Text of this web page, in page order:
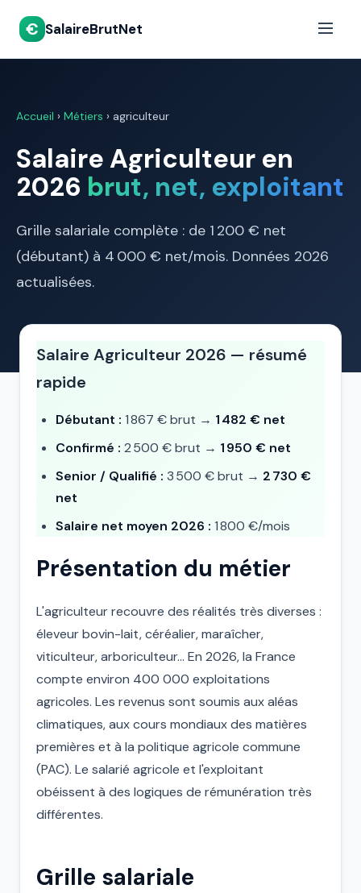
€ SalaireBrutNet
Accueil › Métiers › agriculteur
Salaire Agriculteur en
2026 brut, net, exploitant
Grille salariale complète : de 1 200 € net
(débutant) à 4 000 € net/mois. Données 2026
actualisées.
Salaire Agriculteur 2026 — résumé
rapide
Débutant : 1 867 € brut → 1 482 € net
Confirmé : 2 500 € brut → 1 950 € net
Senior / Qualifié : 3 500 € brut → 2 730 €
net
Salaire net moyen 2026 : 1 800 €/mois
Présentation du métier
L'agriculteur recouvre des réalités très diverses :
éleveur bovin-lait, céréalier, maraîcher,
viticulteur, arboriculteur... En 2026, la France
compte environ 400 000 exploitations
agricoles. Les revenus sont soumis aux aléas
climatiques, aux cours mondiaux des matières
premières et à la politique agricole commune
(PAC). Le salarié agricole et l'exploitant
obéissent à des logiques de rémunération très
différentes.
Grille salariale